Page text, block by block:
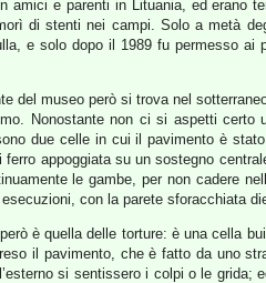
amici e parenti in Lituania, ed erano
di stenti nei campi. Solo a metà
e solo dopo il 1989 fu permesso
del museo però si trova nel
Nonostante non ci si aspetti certo
due celle in cui il pavimento è
appoggiata su un sostegno
le gambe, per non cadere
con la parete sforacchiata
è quella delle torture: è una cella
il pavimento, che è fatto da uno
si sentissero i colpi o le